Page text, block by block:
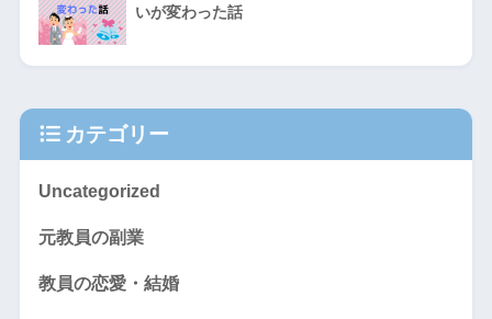
いが変わった話
カテゴリー
Uncategorized
元教員の副業
教員の恋愛・結婚